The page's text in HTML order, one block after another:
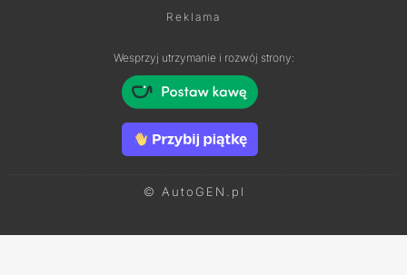
Reklama
Wesprzyj utrzymanie i rozwój strony:
© AutoGEN.pl